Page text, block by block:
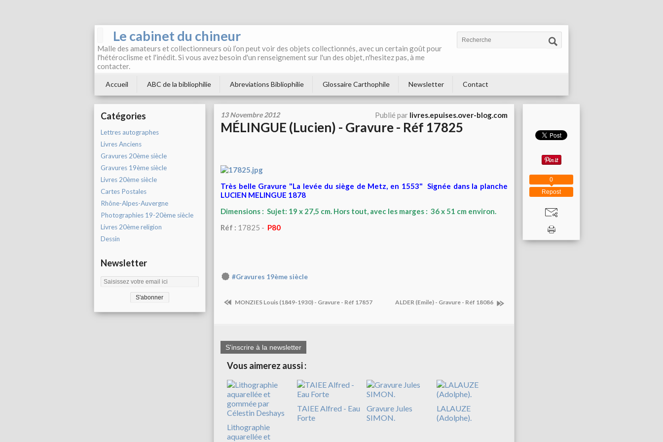
Le cabinet du chineur
Malle des amateurs et collectionneurs où l’on peut voir des objets collectionnés, avec un certain goût pour
l'hétéroclisme et l'inédit. Si vous avez besoin d'un renseignement sur l'un des objet, n'hesitez pas, à me
contacter.
Accueil ABC de la bibliophilie Abreviations Bibliophilie Glossaire Carthophile Newsletter Contact
Catégories
Lettres autographes
Livres Anciens
Gravures 20ème siècle
Gravures 19ème siècle
Livres 20ème siècle
Cartes Postales
Rhône-Alpes-Auvergne
Photographies 19-20ème siècle
Livres 20ème religion
Dessin
Newsletter
13 Novembre 2012 Publié par livres.epuises.over-blog.com
MÉLINGUE (Lucien) - Gravure - Réf 17825
Très belle Gravure "La levée du siège de Metz, en 1553" Signée dans la planche
LUCIEN MELINGUE 1878
Dimensions : Sujet: 19 x 27,5 cm. Hors tout, avec les marges : 36 x 51 cm environ.
Réf : 17825 - P80
#Gravures 19ème siècle
MONZIES Louis (1849-1930) - Gravure - Réf 17857 ALDER (Emile) - Gravure - Réf 18086
S'inscrire à la newsletter
Vous aimerez aussi :
Lithographie
aquarellée et
TAIEE Alfred - Eau
Forte
Gravure Jules
SIMON.
LALAUZE
(Adolphe).
Repost
0